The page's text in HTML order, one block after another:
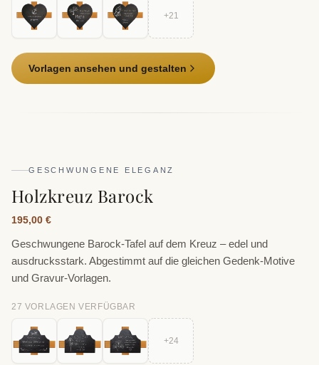
+21
Vorlagen ansehen und gestalten
GESCHWUNGENE ELEGANZ
Holzkreuz Barock
195,00 €
Geschwungene Barock-Tafel auf dem Kreuz – edel und
ausdrucksstark. Abgestimmt auf die gleichen Gedenk-Motive
und Gravur-Vorlagen.
27 VORLAGE N VERFÜGBAR
+24